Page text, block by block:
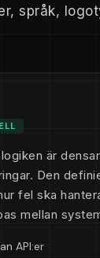
språk,
är
Den
fel ska
mellan
API:er